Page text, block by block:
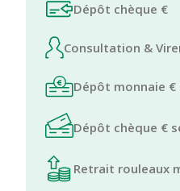
Dépôt chèque €
Consultation &
Dépôt monnaie
Dépôt chèque €
Retrait rouleaux